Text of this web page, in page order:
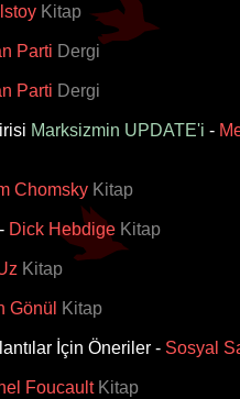
Kitap
Parti Dergi
Parti Dergi
Marksizmin UPDATE'i -
Chomsky Kitap
- Dick Hebdige Kitap
Kitap
Gönül Kitap
İçin Öneriler - Sosyal
FoucaultKitap